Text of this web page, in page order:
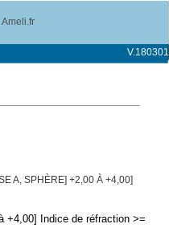
Ameli.fr
V.180301
A, SPHÈRE] +2,00 À +4,00]
+4,00] Indice de réfraction >=